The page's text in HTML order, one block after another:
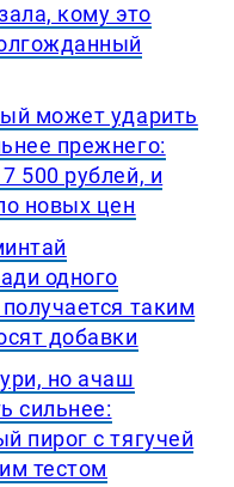
кому это
может ударить
прежнего:
500 рублей, и
новых цен
одного
таким
добавки
но ачаш
сильнее:
пирог с тягучей
тестом